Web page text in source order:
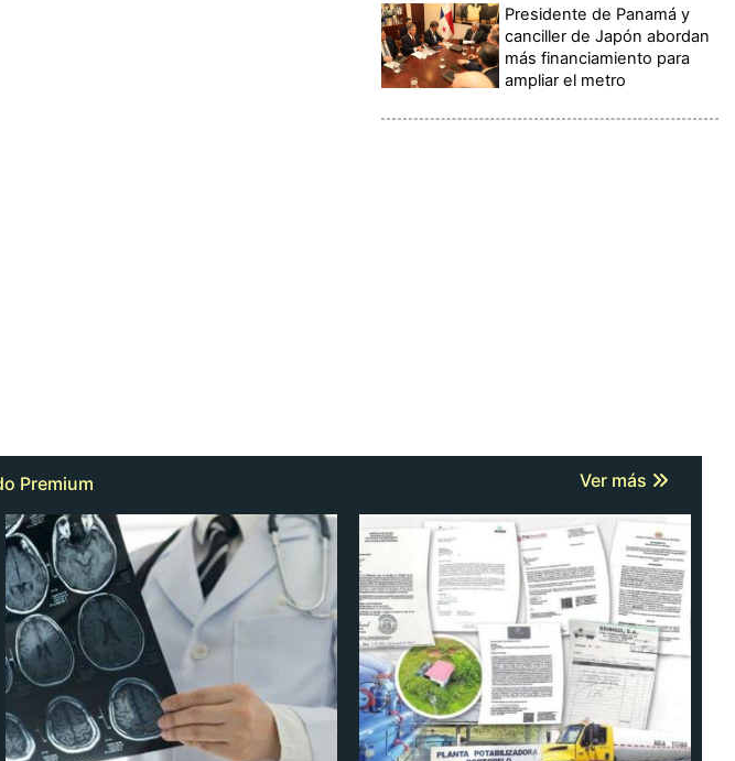
Presidente de Panamá y
canciller de Japón abordan
más financiamiento para
ampliar el metro
Premium Ver más